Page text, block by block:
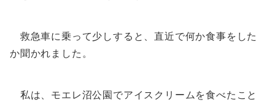
救急車に乗って少しすると、直近で何か食事をした
か聞かれました。
私は、モエレ沼公園でアイスクリームを食べたこと